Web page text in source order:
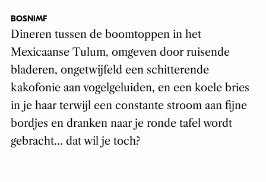
BOSNIMF
Dineren tussen de boomtoppen in het
Mexicaanse Tulum, omgeven door ruisende
bladeren, ongetwijfeld een schitterende
kakofonie aan vogelgeluiden, en een koele bries
in je haar terwijl een constante stroom aan fijne
bordjes en dranken naar je ronde tafel wordt
gebracht… dat wil je toch?